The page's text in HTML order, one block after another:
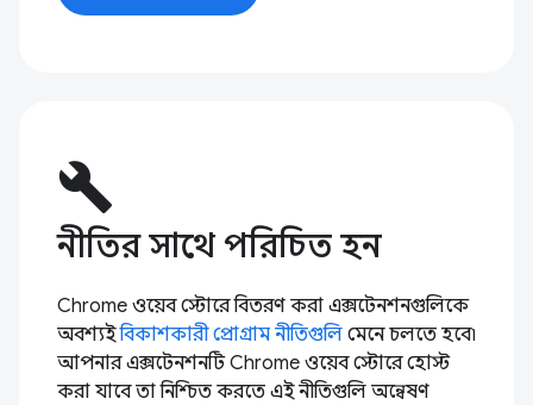
build
নীতির সাথে পরিচিত হন
Chrome ওয়েব স্টোরে বিতরণ করা এক্সটেনশনগুলিকে
অবশ্যইবিকাশকারী প্রোগ্রাম নীতিগুলি মেনে চলতে হবে৷
আপনার এক্সটেনশনটি Chrome ওয়েব স্টোরে হোস্ট
করা যাবে তা নিশ্চিত করতে এই নীতিগুলি অন্বেষণ